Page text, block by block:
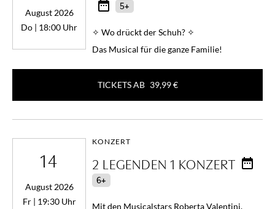
August 2026
Do | 18:00 Uhr
5+
✧ Wo drückt der Schuh? ✧
Das Musical für die ganze Familie!
TICKETS AB 39,99 €
14
August 2026
Fr | 19:30 Uhr
KONZERT
2 LEGENDEN 1 KONZERT
6+
Mit den Musicalstars Roberta Valentini,